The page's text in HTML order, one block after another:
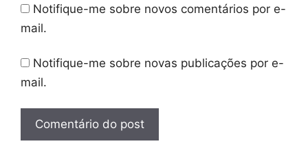
Notifique-me sobre novos comentários por e-
mail.
Notifique-me sobre novas publicações por e-
mail.